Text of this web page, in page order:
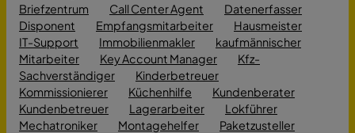
Briefzentrum
Call Center Agent
Datenerfasser
Disponent
Empfangsmitarbeiter
Hausmeister
IT-Support
Immobilienmakler
kaufmännischer
Mitarbeiter
Key Account Manager
Kfz-
Sachverständiger
Kinderbetreuer
Kommissionierer
Küchenhilfe
Kundenberater
Kundenbetreuer
Lagerarbeiter
Lokführer
Mechatroniker
Montagehelfer
Paketzusteller